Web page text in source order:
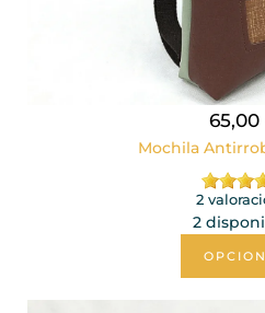
Mochila
2
2